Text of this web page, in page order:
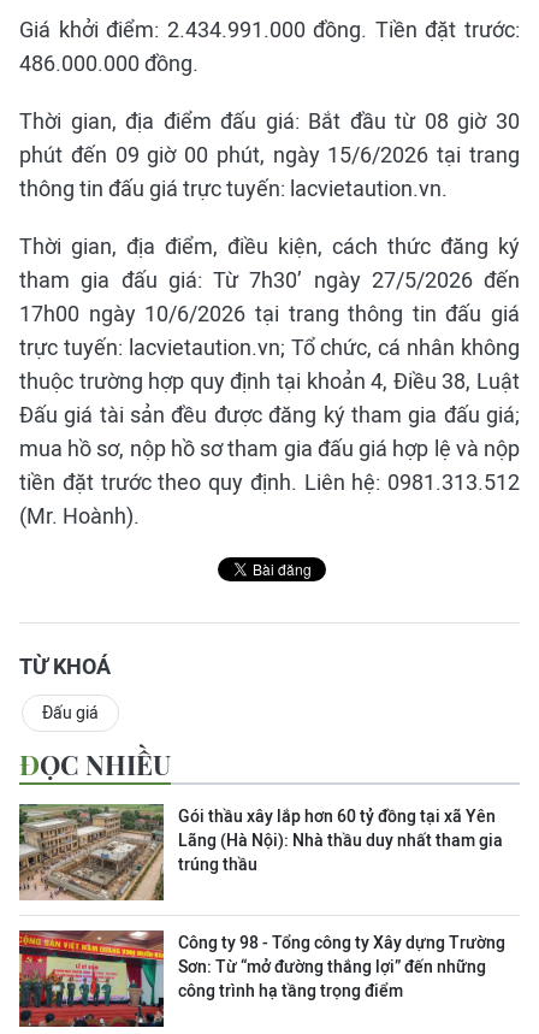
Giá khởi điểm: 2.434.991.000 đồng. Tiền đặt trước:
486.000.000 đồng.
Thời gian, địa điểm đấu giá: Bắt đầu từ 08 giờ 30
phút đến 09 giờ 00 phút, ngày 15/6/2026 tại trang
thông tin đấu giá trực tuyến: lacvietaution.vn.
Thời gian, địa điểm, điều kiện, cách thức đăng ký
tham gia đấu giá: Từ 7h30’ ngày 27/5/2026 đến
17h00 ngày 10/6/2026 tại trang thông tin đấu giá
trực tuyến: lacvietaution.vn; Tổ chức, cá nhân không
thuộc trường hợp quy định tại khoản 4, Điều 38, Luật
Đấu giá tài sản đều được đăng ký tham gia đấu giá;
mua hồ sơ, nộp hồ sơ tham gia đấu giá hợp lệ và nộp
tiền đặt trước theo quy định. Liên hệ: 0981.313.512
(Mr. Hoành).
TỪ KHOÁ
Đấu giá
ĐỌC NHIỀU
Gói thầu xây lắp hơn 60 tỷ đồng tại xã Yên
Lãng (Hà Nội): Nhà thầu duy nhất tham gia
trúng thầu
Công ty 98 - Tổng công ty Xây dựng Trường
Sơn: Từ “mở đường thắng lợi” đến những
công trình hạ tầng trọng điểm